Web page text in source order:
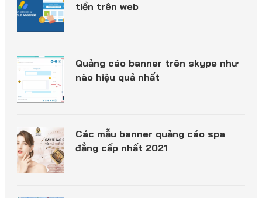
tiền trên web
Quảng cáo banner trên skype như
nào hiệu quả nhất
Các mẫu banner quảng cáo spa
đẳng cấp nhất 2021